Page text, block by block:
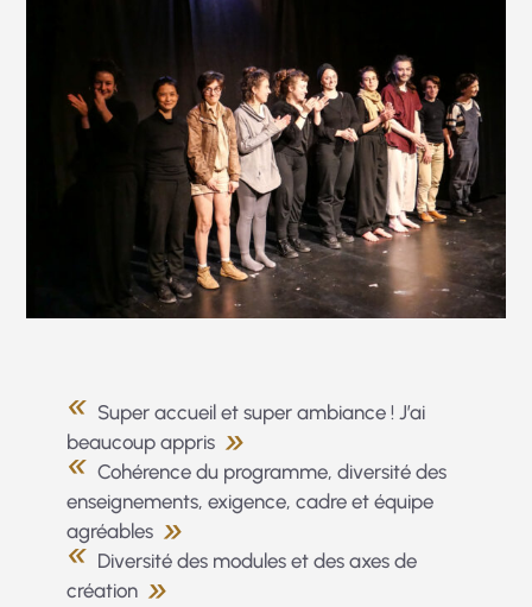
Super accueil et super ambiance ! J’ai
beaucoup appris
Cohérence du programme, diversité des
enseignements, exigence, cadre et équipe
agréables
Diversité des modules et des axes de
création